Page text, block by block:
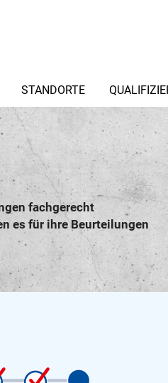
STANDORTE
fachgerecht
es für ihre Beurteilungen